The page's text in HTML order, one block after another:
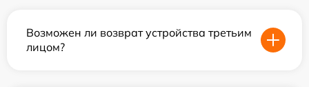
Возможен ли возврат устройства третьим
лицом?